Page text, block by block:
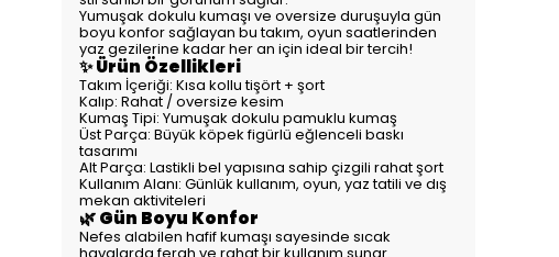
Yumuşak dokulu kumaşı ve oversize duruşuyla gün
boyu konfor sağlayan bu takım, oyun saatlerinden
yaz gezilerine kadar her an için ideal bir tercih!
✨ Ürün Özellikleri
Takım İçeriği: Kısa kollu tişört + şort
Kalıp: Rahat / oversize kesim
Kumaş Tipi: Yumuşak dokulu pamuklu kumaş
Üst Parça: Büyük köpek figürlü eğlenceli baskı
tasarımı
Alt Parça: Lastikli bel yapısına sahip çizgili rahat şort
Kullanım Alanı: Günlük kullanım, oyun, yaz tatili ve dış
mekan aktiviteleri
🌿 Gün Boyu Konfor
Nefes alabilen hafif kumaşı sayesinde sıcak